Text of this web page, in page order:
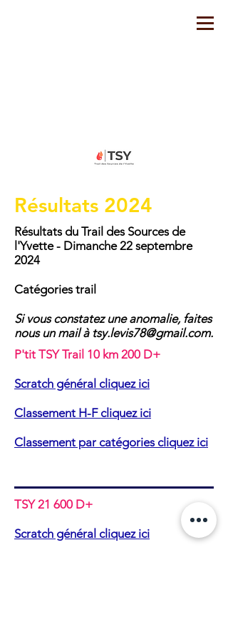
Résultats 2024
Résultats du Trail des Sources de
l'Yvette - Dimanche 22 septembre
2024
Catégories trail
Si vous constatez une anomalie, faites
nous un mail à tsy.levis78@gmail.com.
P'tit TSY Trail 10 km 200 D+
Scratch général cliquez ici
Classement H-F cliquez ici
Classement par catégories cliquez ici
TSY 21 600 D+
Scratch général cliquez ici